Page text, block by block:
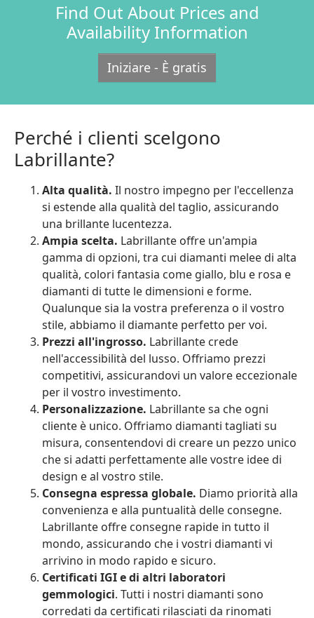
Find Out About Prices and
Availability Information
Iniziare - È gratis
Perché i clienti scelgono
Labrillante?
Alta qualità. Il nostro impegno per l'eccellenza
si estende alla qualità del taglio, assicurando
una brillante lucentezza.
Ampia scelta. Labrillante offre un'ampia
gamma di opzioni, tra cui diamanti melee di alta
qualità, colori fantasia come giallo, blu e rosa e
diamanti di tutte le dimensioni e forme.
Qualunque sia la vostra preferenza o il vostro
stile, abbiamo il diamante perfetto per voi.
Prezzi all'ingrosso. Labrillante crede
nell'accessibilità del lusso. Offriamo prezzi
competitivi, assicurandovi un valore eccezionale
per il vostro investimento.
Personalizzazione. Labrillante sa che ogni
cliente è unico. Offriamo diamanti tagliati su
misura, consentendovi di creare un pezzo unico
che si adatti perfettamente alle vostre idee di
design e al vostro stile.
Consegna espressa globale. Diamo priorità alla
convenienza e alla puntualità delle consegne.
Labrillante offre consegne rapide in tutto il
mondo, assicurando che i vostri diamanti vi
arrivino in modo rapido e sicuro.
Certificati IGI e di altri laboratori
gemmologici. Tutti i nostri diamanti sono
corredati da certificati rilasciati da rinomati